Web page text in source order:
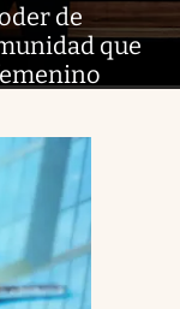
de
que